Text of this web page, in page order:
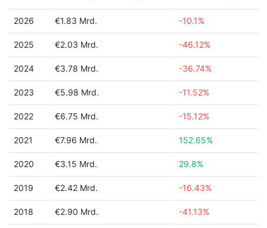
2026 €1.83 Mrd. -10.1%
2025 €2.03 Mrd. -46.12%
2024 €3.78 Mrd. -36.74%
2023 €5.98 Mrd. -11.52%
2022 €6.75 Mrd. -15.12%
2021 €7.96 Mrd. 152.65%
2020 €3.15 Mrd. 29.8%
2019 €2.42 Mrd. -16.43%
2018 €2.90 Mrd. -41.13%